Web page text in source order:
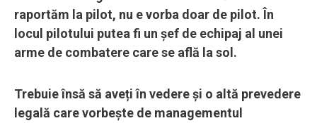
raportăm la pilot, nu e vorba doar de pilot. În
locul pilotului putea fi un șef de echipaj al unei
arme de combatere care se află la sol.
Trebuie însă să aveți în vedere și o altă prevedere
legală care vorbește de managementul